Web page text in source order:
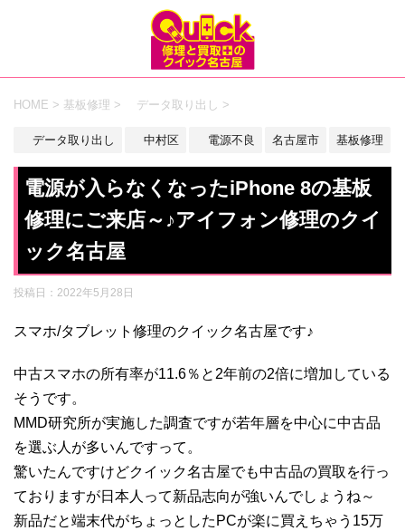
HOME > 基板修理 > データ取り出し >
データ取り出し 中村区 電源不良 名古屋市 基板修理
電源が入らなくなったiPhone 8の基板
修理にご来店～♪アイフォン修理のクイ
ック名古屋
投稿日： 2022年5月28日
スマホ/タブレット修理のクイック名古屋です♪
中古スマホの所有率が11.6％と2年前の2倍に増加している
そうです。
MMD研究所が実施した調査ですが若年層を中心に中古品
を選ぶ人が多いんですって。
驚いたんですけどクイック名古屋でも中古品の買取を行っ
ておりますが日本人って新品志向が強いんでしょうね～
新品だと端末代がちょっとしたPCが楽に買えちゃう15万